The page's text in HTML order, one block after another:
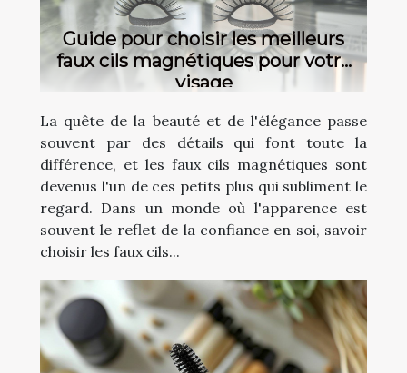
Guide pour choisir les meilleurs
faux cils magnétiques pour votre
visage
La quête de la beauté et de l'élégance passe
souvent par des détails qui font toute la
différence, et les faux cils magnétiques sont
devenus l'un de ces petits plus qui subliment le
regard. Dans un monde où l'apparence est
souvent le reflet de la confiance en soi, savoir
choisir les faux cils...